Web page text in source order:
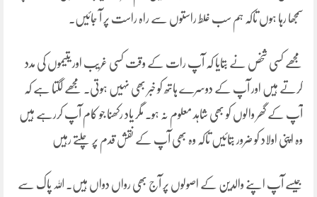
سمجھا رہا ہوں تاکہ ہم سب غلط راستوں سے راہ راست پر آ جائیں۔
مجھے کسی شخص نے بتایا کہ آپ رات کے وقت کسی غریب اور یتیموں کی مدد
کرتے ہیں اور آپ کے دوسرے ہاتھ کو خبر بھی نہیں ہوتی۔ مجھے لگتا ہے کہ
آپ کے گھر والوں کو بھی شاہد معلوم نہ ہو۔ مگر یاد رکھنا جو کام آپ کررہے ہیں
وہ اپنی اولاد کو ضرور بتائیں تاکہ وہ بھی آپ کے نقش قدم پر چلتے رہیں
جیسے آپ اپنے والدین کے اصولوں پر آج بھی رواں دواں ہیں۔ اللہ پاک سے